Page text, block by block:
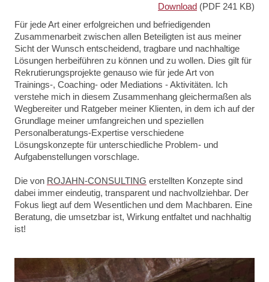
Download (PDF 241 KB)
Für jede Art einer erfolgreichen und befriedigenden
Zusammenarbeit zwischen allen Beteiligten ist aus meiner
Sicht der Wunsch entscheidend, tragbare und nachhaltige
Lösungen herbeiführen zu können und zu wollen. Dies gilt für
Rekrutierungsprojekte genauso wie für jede Art von
Trainings-, Coaching- oder Mediations - Aktivitäten. Ich
verstehe mich in diesem Zusammenhang gleichermaßen als
Wegbereiter und Ratgeber meiner Klienten, in dem ich auf der
Grundlage meiner umfangreichen und speziellen
Personalberatungs-Expertise verschiedene
Lösungskonzepte für unterschiedliche Problem- und
Aufgabenstellungen vorschlage.
Die von ROJAHN-CONSULTING erstellten Konzepte sind
dabei immer eindeutig, transparent und nachvollziehbar. Der
Fokus liegt auf dem Wesentlichen und dem Machbaren. Eine
Beratung, die umsetzbar ist, Wirkung entfaltet und nachhaltig
ist!